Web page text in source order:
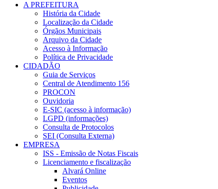
A PREFEITURA
História da Cidade
Localização da Cidade
Órgãos Municipais
Arquivo da Cidade
Acesso à Informação
Política de Privacidade
CIDADÃO
Guia de Serviços
Central de Atendimento 156
PROCON
Ouvidoria
E-SIC (acesso à informação)
LGPD (informações)
Consulta de Protocolos
SEI (Consulta Externa)
EMPRESA
ISS - Emissão de Notas Fiscais
Licenciamento e fiscalização
Alvará Online
Eventos